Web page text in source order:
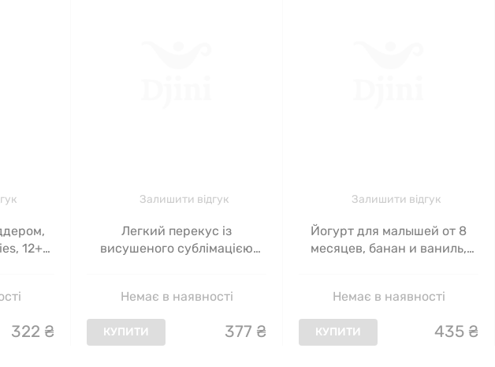
12+
322 ₴
Залишити відгук
Легкий перекус із
висушеного сублімацією
г
Немає в наявності
КУПИТИ 377 ₴
Залишити відгук
Йогурт для малышей от 8
месяцев, банан и ваниль,
Немає в наявності
КУПИТИ 435 ₴